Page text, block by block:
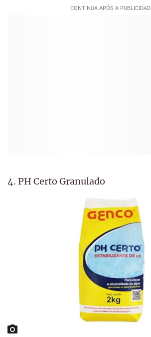
4. PH Certo Granulado